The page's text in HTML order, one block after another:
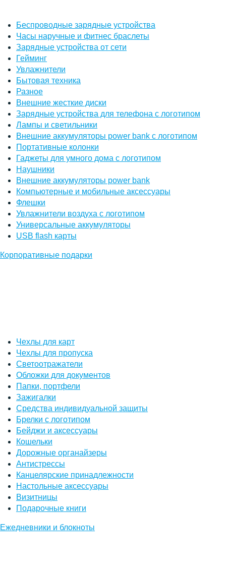
Беспроводные зарядные устройства
Часы наручные и фитнес браслеты
Зарядные устройства от сети
Гейминг
Увлажнители
Бытовая техника
Разное
Внешние жесткие диски
Зарядные устройства для телефона с логотипом
Лампы и светильники
Внешние аккумуляторы power bank с логотипом
Портативные колонки
Гаджеты для умного дома с логотипом
Наушники
Внешние аккумуляторы power bank
Компьютерные и мобильные аксессуары
Флешки
Увлажнители воздуха с логотипом
Универсальные аккумуляторы
USB flash карты
Корпоративные подарки
Чехлы для карт
Чехлы для пропуска
Светоотражатели
Обложки для документов
Папки, портфели
Зажигалки
Средства индивидуальной защиты
Брелки с логотипом
Бейджи и аксессуары
Кошельки
Дорожные органайзеры
Антистрессы
Канцелярские принадлежности
Настольные аксессуары
Визитницы
Подарочные книги
Ежедневники и блокноты